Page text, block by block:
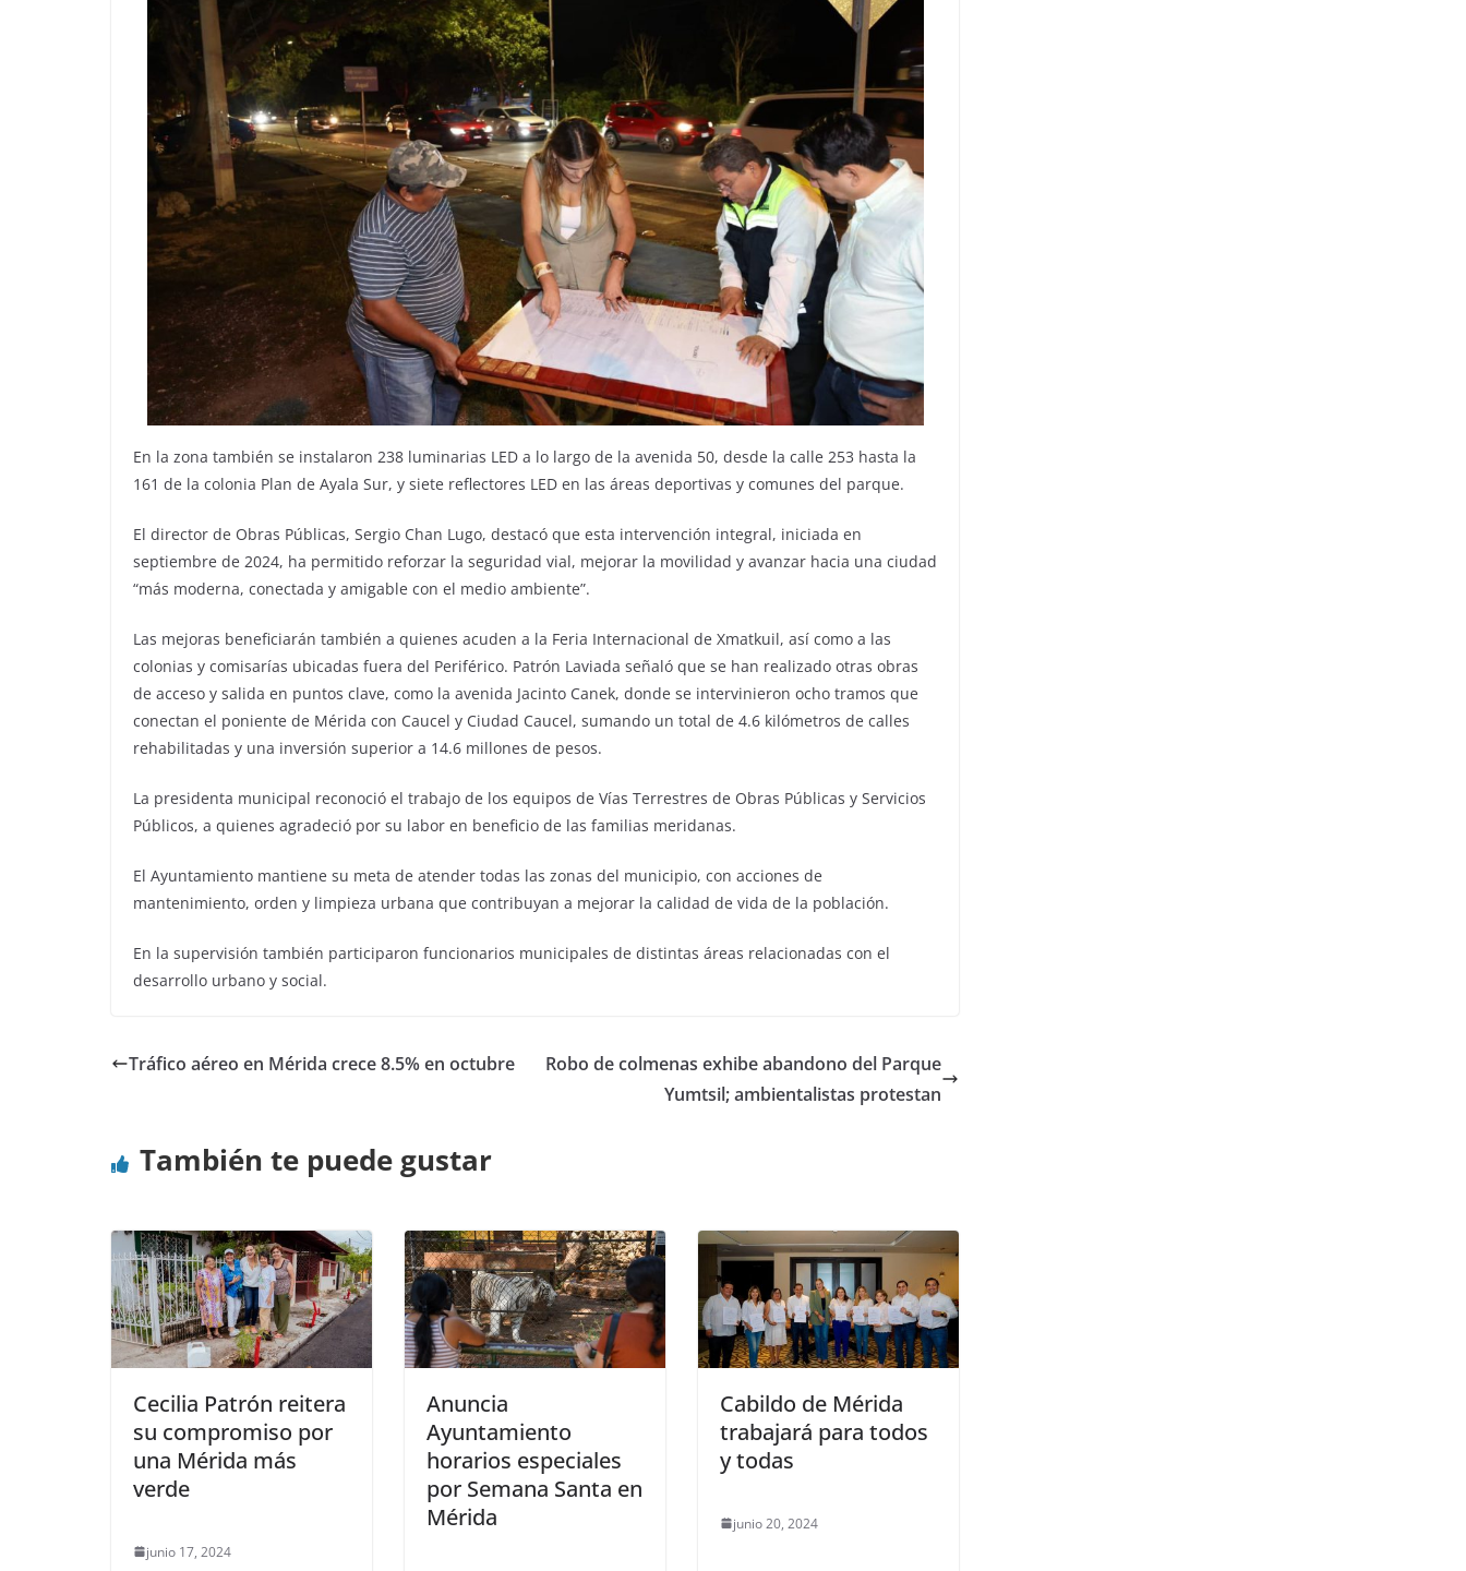
En la zona también se instalaron 238 luminarias LED a lo largo de la avenida 50, desde la calle 253 hasta la
161 de la colonia Plan de Ayala Sur, y siete reflectores LED en las áreas deportivas y comunes del parque.
El director de Obras Públicas, Sergio Chan Lugo, destacó que esta intervención integral, iniciada en
septiembre de 2024, ha permitido reforzar la seguridad vial, mejorar la movilidad y avanzar hacia una ciudad
“más moderna, conectada y amigable con el medio ambiente”.
Las mejoras beneficiarán también a quienes acuden a la Feria Internacional de Xmatkuil, así como a las
colonias y comisarías ubicadas fuera del Periférico. Patrón Laviada señaló que se han realizado otras obras
de acceso y salida en puntos clave, como la avenida Jacinto Canek, donde se intervinieron ocho tramos que
conectan el poniente de Mérida con Caucel y Ciudad Caucel, sumando un total de 4.6 kilómetros de calles
rehabilitadas y una inversión superior a 14.6 millones de pesos.
La presidenta municipal reconoció el trabajo de los equipos de Vías Terrestres de Obras Públicas y Servicios
Públicos, a quienes agradeció por su labor en beneficio de las familias meridanas.
El Ayuntamiento mantiene su meta de atender todas las zonas del municipio, con acciones de
mantenimiento, orden y limpieza urbana que contribuyan a mejorar la calidad de vida de la población.
En la supervisión también participaron funcionarios municipales de distintas áreas relacionadas con el
desarrollo urbano y social.
Tráfico aéreo en Mérida crece 8.5% en octubre
Robo de colmenas exhibe abandono del Parque
Yumtsil; ambientalistas protestan
También te puede gustar
Cecilia Patrón reitera
su compromiso por
una Mérida más
verde
junio 17, 2024
Anuncia
Ayuntamiento
horarios especiales
por Semana Santa en
Mérida
Cabildo de Mérida
trabajará para todos
y todas
junio 20, 2024